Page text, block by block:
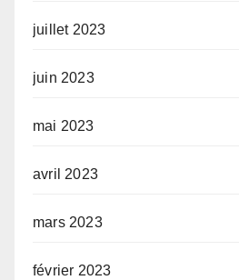
juillet 2023
juin 2023
mai 2023
avril 2023
mars 2023
février 2023